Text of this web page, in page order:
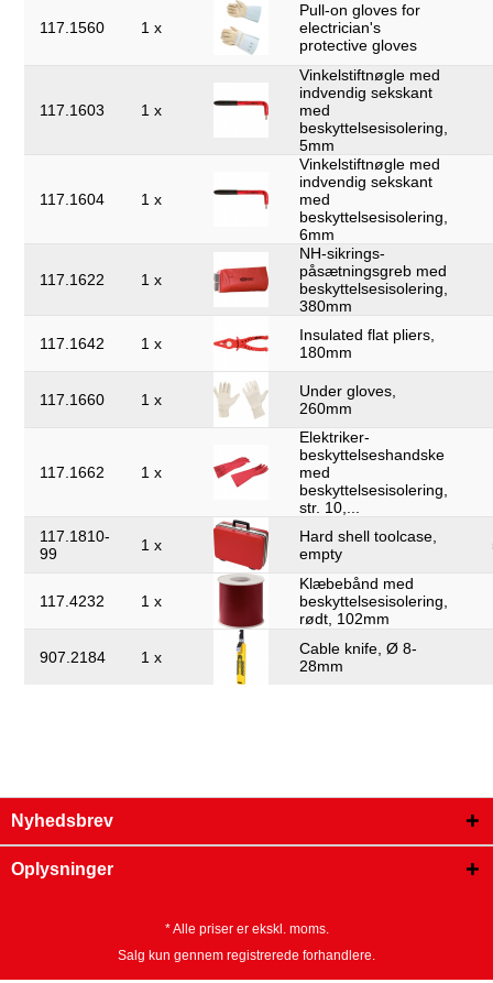
117.1560 1 x
Pull-on gloves for
electrician's
protective gloves
117.1603 1 x
Vinkelstiftnøgle med
indvendig sekskant
med
beskyttelsesisolering,
5mm
117.1604 1 x
Vinkelstiftnøgle med
indvendig sekskant
med
beskyttelsesisolering,
6mm
117.1622 1 x
NH-sikrings-
påsætningsgreb med
beskyttelsesisolering,
380mm
117.1642 1 x
Insulated flat pliers,
180mm
117.1660 1 x
Under gloves,
260mm
117.1662 1 x
Elektriker-
beskyttelseshandske
med
beskyttelsesisolering,
str. 10,...
117.1810-
99
1 x
Hard shell toolcase,
empty
117.4232 1 x
Klæbebånd med
beskyttelsesisolering,
rødt, 102mm
907.2184 1 x
Cable knife, Ø 8-
28mm
Nyhedsbrev
Oplysninger
* Alle priser er ekskl. moms.
Salg kun gennem registrerede forhandlere.